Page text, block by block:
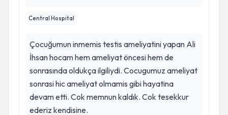
Central Hospital
Çocuğumun inmemis testis ameliyatini yapan Ali
İhsan hocam hem ameliyat öncesi hem de
sonrasında oldukça ilgiliydi. Cocugumuz ameliyat
sonrasi hic ameliyat olmamis gibi hayatina
devam etti. Cok memnun kaldık. Cok tesekkur
ederiz kendisine.